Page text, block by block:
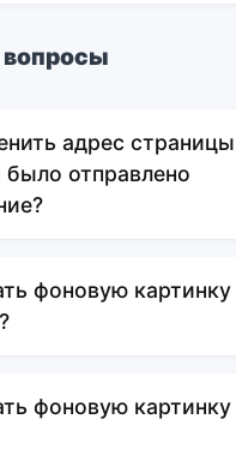
адрес
было отправлено
фоновую картинку
фоновую картинку